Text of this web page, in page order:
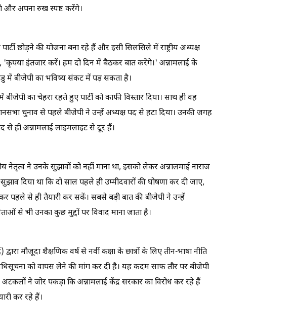
और अपना रुख स्पष्ट करेंगे।
छोड़ने की योजना बना रहे हैं और इसी सिलसिले में राष्ट्रीय अध्यक्ष
'कृपया इंतजार करें। हम दो दिन में बैठकर बात करेंगे।' अन्नामलाई के
में बीजेपी का भविष्य संकट में पड़ सकता है।
का चेहरा रहते हुए पार्टी को काफी विस्तार दिया। साथ ही वह
चुनाव से पहले बीजेपी ने उन्हें अध्यक्ष पद से हटा दिया। उनकी जगह
से ही अन्नामलाई लाइमलाइट से दूर हैं।
नेतृत्व ने उनके सुझावों को नहीं माना था, इसको लेकर अन्नालमाई नाराज
दिया था कि दो साल पहले ही उम्मीदवारों की घोषणा कर दी जाए,
पहले से ही तैयारी कर सकें। सबसे बड़ी बात की बीजेपी ने उन्हें
से भी उनका कुछ मुद्दों पर विवाद माना जाता है।
मौजूदा शैक्षणिक वर्ष से नवीं कक्षा के छात्रों के लिए तीन-भाषा नीति
को वापस लेने की मांग कर दी है। यह कदम साफ तौर पर बीजेपी
ने जोर पकड़ा कि अन्नामलाई केंद्र सरकार का विरोध कर रहे हैं
कर रहे हैं।